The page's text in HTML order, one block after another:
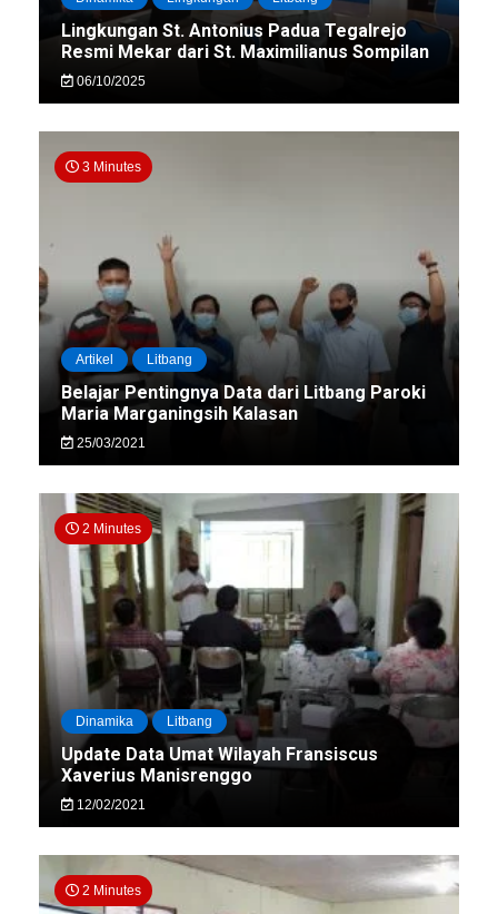
Lingkungan St. Antonius Padua Tegalrejo
Resmi Mekar dari St. Maximilianus Sompilan
06/10/2025
3 Minutes
Artikel Litbang
Belajar Pentingnya Data dari Litbang Paroki
Maria Marganingsih Kalasan
25/03/2021
2 Minutes
Dinamika Litbang
Update Data Umat Wilayah Fransiscus
Xaverius Manisrenggo
12/02/2021
2 Minutes